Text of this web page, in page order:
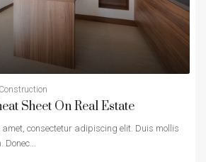
Construction
Sheet On Real Estate
consectetur adipiscing elit. Duis mollis
Donec...